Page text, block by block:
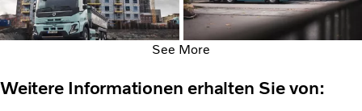
See More
Weitere Informationen erhalten Sie von: